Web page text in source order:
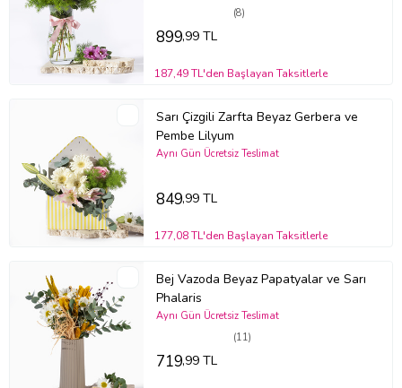
(8)
899,99 TL
187,49 TL'den Başlayan Taksitlerle
Sarı Çizgili Zarfta Beyaz Gerbera ve
Pembe Lilyum
Aynı Gün Ücretsiz Teslimat
849,99 TL
177,08 TL'den Başlayan Taksitlerle
Bej Vazoda Beyaz Papatyalar ve Sarı
Phalaris
(11)
Aynı Gün Ücretsiz Teslimat
719,99 TL